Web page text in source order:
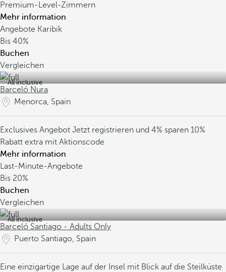
Premium-Level-Zimmern
Mehr information
Angebote Karibik
Bis 40%
Buchen
Vergleichen
All inclusive
Barceló Nura
Menorca, Spain
Exclusives Angebot Jetzt registrieren und 4% sparen 10%
Rabatt extra mit Aktionscode
Mehr information
Last-Minute-Angebote
Bis 20%
Buchen
Vergleichen
All inclusive
Barceló Santiago - Adults Only
Puerto Santiago, Spain
Eine einzigartige Lage auf der Insel mit Blick auf die Steilküste